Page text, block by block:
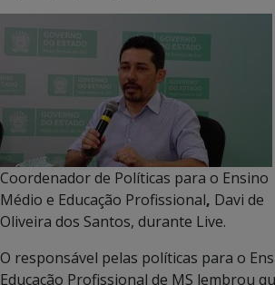
Coordenador de Políticas para o Ensino
Médio e Educação Profissional, Davi de
Oliveira dos Santos, durante Live.
O responsável pelas políticas para o
Educação Profissional de MS lembrou